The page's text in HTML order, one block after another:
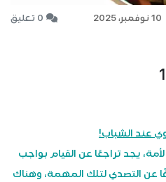
0 تعليق
عند الشباب!
يجد تراجعًا عن القيام بواجب
عن التصدي لتلك المهمة، وهناك